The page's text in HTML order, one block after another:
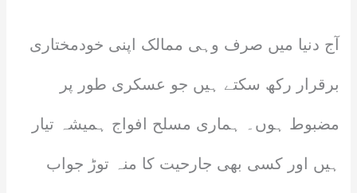
آج دنیا میں صرف وہی ممالک اپنی خودمختاری
برقرار رکھ سکتے ہیں جو عسکری طور پر
مضبوط ہوں۔ ہماری مسلح افواج ہمیشہ تیار
ہیں اور کسی بھی جارحیت کا منہ توڑ جواب